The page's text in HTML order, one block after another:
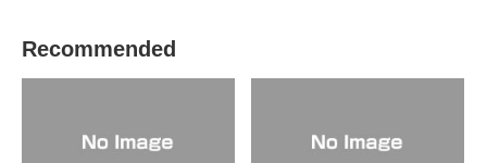
Recommended